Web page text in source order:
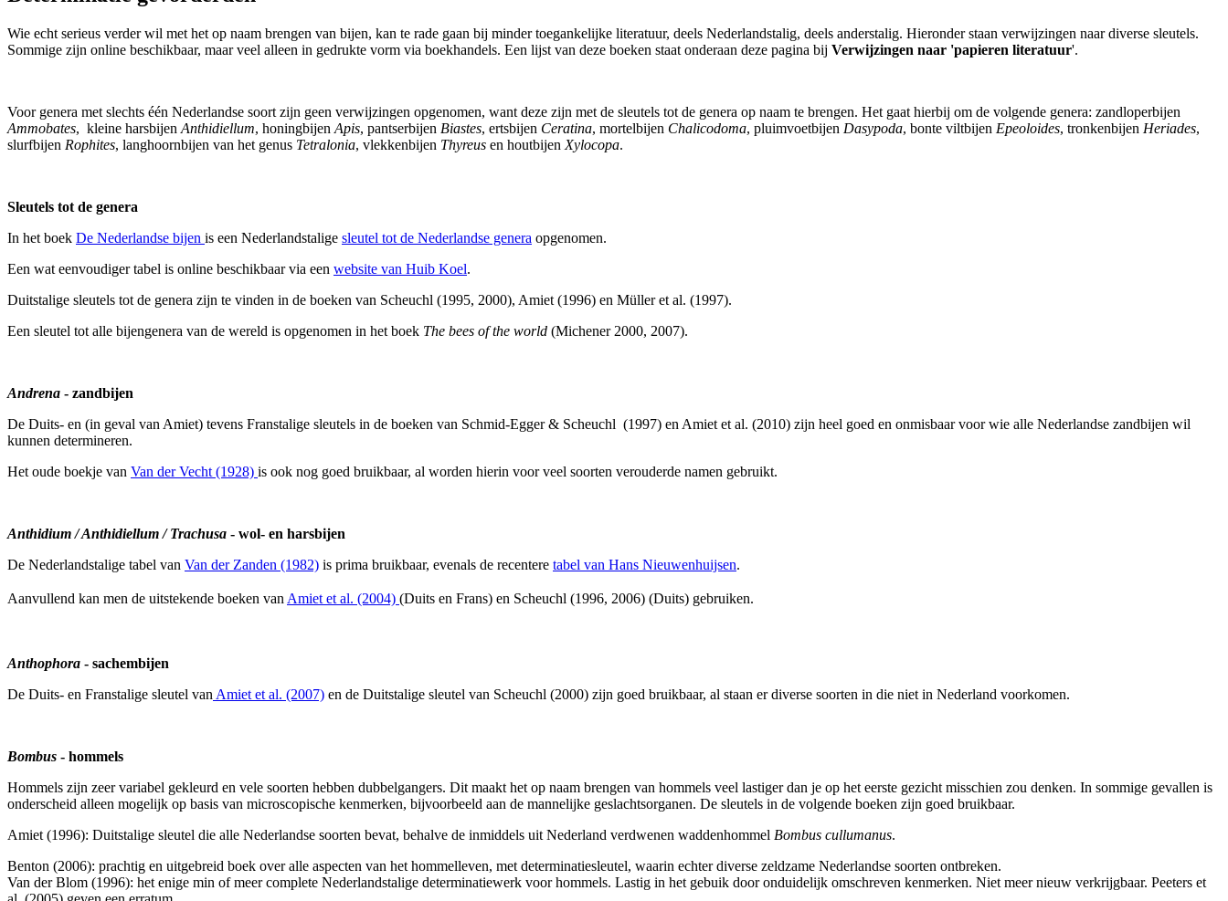
Wie echt serieus verder wil met het op naam brengen van bijen, kan te rade gaan bij minder toegankelijke literatuur, deels Nederlandstalig, deels anderstalig. Hieronder staan verwijzingen naar diverse sleutels.
Sommige zijn online beschikbaar, maar veel alleen in gedrukte vorm via boekhandels. Een lijst van deze boeken staat onderaan deze pagina bij Verwijzingen naar 'papieren literatuur'.
Voor genera met slechts één Nederlandse soort zijn geen verwijzingen opgenomen, want deze zijn met de sleutels tot de genera op naam te brengen. Het gaat hierbij om de volgende genera: zandloperbijen
Ammobates, kleine harsbijen Anthidiellum, honingbijen Apis, pantserbijen Biastes, ertsbijen Ceratina, mortelbijen Chalicodoma, pluimvoetbijen Dasypoda, bonte viltbijen Epeoloides, tronkenbijen Heriades,
slurfbijen Rophites, langhoornbijen van het genus Tetralonia, vlekkenbijen Thyreus en houtbijen Xylocopa.
Sleutels tot de genera
In het boek De Nederlandse bijen is een Nederlandstalige sleutel tot de Nederlandse genera opgenomen.
Een wat eenvoudiger tabel is online beschikbaar via een website van Huib Koel.
Duitstalige sleutels tot de genera zijn te vinden in de boeken van Scheuchl (1995, 2000), Amiet (1996) en Müller et al. (1997).
Een sleutel tot alle bijengenera van de wereld is opgenomen in het boek The bees of the world (Michener 2000, 2007).
Andrena - zandbijen
De Duits- en (in geval van Amiet) tevens Franstalige sleutels in de boeken van Schmid-Egger & Scheuchl (1997) en Amiet et al. (2010) zijn heel goed en onmisbaar voor wie alle Nederlandse zandbijen wil
kunnen determineren.
Het oude boekje van Van der Vecht (1928) is ook nog goed bruikbaar, al worden hierin voor veel soorten verouderde namen gebruikt.
Anthidium / Anthidiellum / Trachusa - wol- en harsbijen
De Nederlandstalige tabel van Van der Zanden (1982) is prima bruikbaar, evenals de recentere tabel van Hans Nieuwenhuijsen.
Aanvullend kan men de uitstekende boeken van Amiet et al. (2004) (Duits en Frans) en Scheuchl (1996, 2006) (Duits) gebruiken.
Anthophora - sachembijen
De Duits- en Franstalige sleutel van Amiet et al. (2007) en de Duitstalige sleutel van Scheuchl (2000) zijn goed bruikbaar, al staan er diverse soorten in die niet in Nederland voorkomen.
Bombus - hommels
Hommels zijn zeer variabel gekleurd en vele soorten hebben dubbelgangers. Dit maakt het op naam brengen van hommels veel lastiger dan je op het eerste gezicht misschien zou denken. In sommige gevallen is
onderscheid alleen mogelijk op basis van microscopische kenmerken, bijvoorbeeld aan de mannelijke geslachtsorganen. De sleutels in de volgende boeken zijn goed bruikbaar.
Amiet (1996): Duitstalige sleutel die alle Nederlandse soorten bevat, behalve de inmiddels uit Nederland verdwenen waddenhommel Bombus cullumanus.
Benton (2006): prachtig en uitgebreid boek over alle aspecten van het hommelleven, met determinatiesleutel, waarin echter diverse zeldzame Nederlandse soorten ontbreken.
Van der Blom (1996): het enige min of meer complete Nederlandstalige determinatiewerk voor hommels. Lastig in het gebuik door onduidelijk omschreven kenmerken. Niet meer nieuw verkrijgbaar. Peeters et